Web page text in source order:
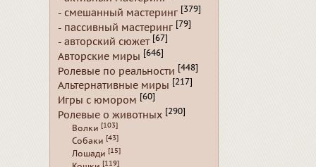
- смешанный мастеринг [379]
- пассивный мастеринг [79]
- авторский сюжет [67]
Авторские миры [646]
Ролевые по реальности [448]
Альтернативные миры [217]
Игры с юмором [60]
Ролевые о животных [290]
Волки [103]
Собаки [43]
Лошади [15]
[119]